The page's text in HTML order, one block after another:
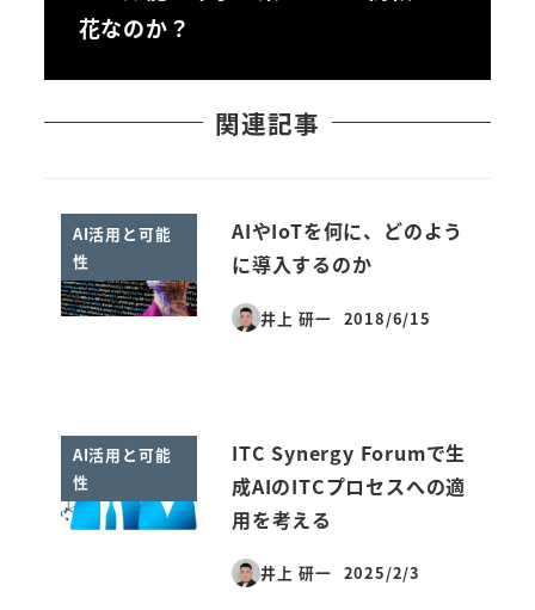
花なのか？
関連記事
AI活用と可能
性
AIやIoTを何に、どのよう
に導入するのか
井上 研一
投稿日
2018/6/15
AI活用と可能
性
ITC Synergy Forumで生
成AIのITCプロセスへの適
用を考える
井上 研一
投稿日
2025/2/3